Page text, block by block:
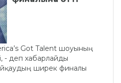
Got Talent шоуының
- деп хабарлайды
ширек финалы